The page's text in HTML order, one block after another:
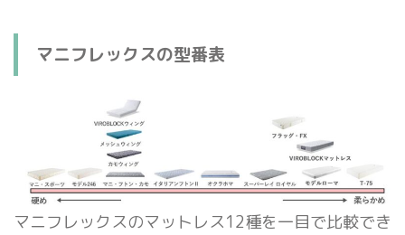
マニフレックスの型番表
マニフレックスのマットレス12種を一目で比較でき